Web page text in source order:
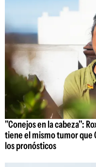
"Conejos en la cabeza":
tiene el mismo tumor que
los pronósticos